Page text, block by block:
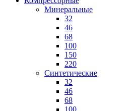
Минеральные
32
46
68
100
150
220
Синтетические
32
46
68
100